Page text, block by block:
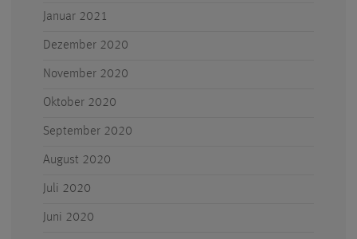
Januar 2021
Dezember 2020
November 2020
Oktober 2020
September 2020
August 2020
Juli 2020
Juni 2020